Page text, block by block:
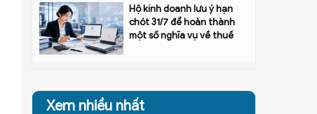
Hộ kinh doanh lưu ý hạn
chót 31/7 để hoàn thành
một số nghĩa vụ về thuế
Xem nhiều nhất